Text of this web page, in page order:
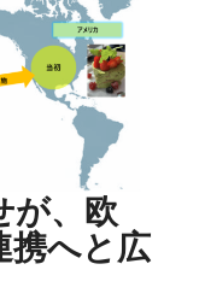
が、欧
携へと広